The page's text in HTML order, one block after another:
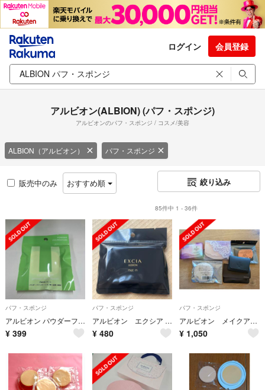
ログイン 会員登録
アルビオン(ALBION) (パフ・スポンジ)
アルビオンのパフ・スポンジ / コスメ/美容
ALBION（アルビオン） パフ・スポンジ
販売中のみ おすすめ順 絞り込み
85件中 1 - 36件
パフ・スポンジ
アルビオン パウダーファンデーション用マット 四角 厚型
¥ 399
パフ・スポンジ
アルビオン エクシア マット M スポンジ
¥ 480
パフ・スポンジ
アルビオン メイクアップスポンジ
¥ 1,050